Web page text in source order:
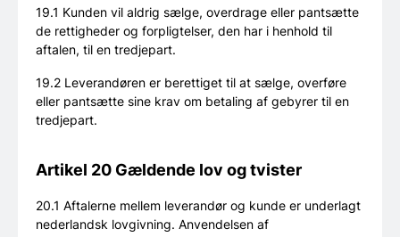
19.1 Kunden vil aldrig sælge, overdrage eller pantsætte
de rettigheder og forpligtelser, den har i henhold til
aftalen, til en tredjepart.
19.2 Leverandøren er berettiget til at sælge, overføre
eller pantsætte sine krav om betaling af gebyrer til en
tredjepart.
Artikel 20 Gældende lov og tvister
20.1 Aftalerne mellem leverandør og kunde er underlagt
nederlandsk lovgivning. Anvendelsen af